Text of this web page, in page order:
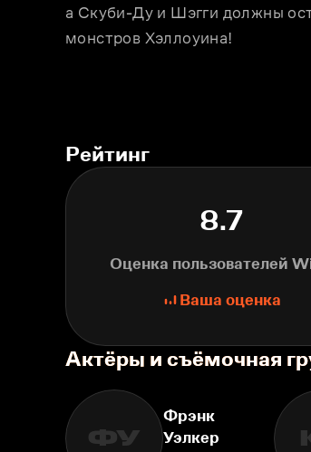
а Скуби-Ду и Шэгги должны
монстров Хэллоуина!
Рейтинг
8.7
Оценка пользователей
Ваша оценка
Актёры и съёмочная
ФУ
Фрэнк
Уэлкер